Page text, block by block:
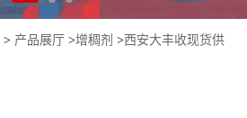
> 产品展厅 >增稠剂 >西安大丰收现货供